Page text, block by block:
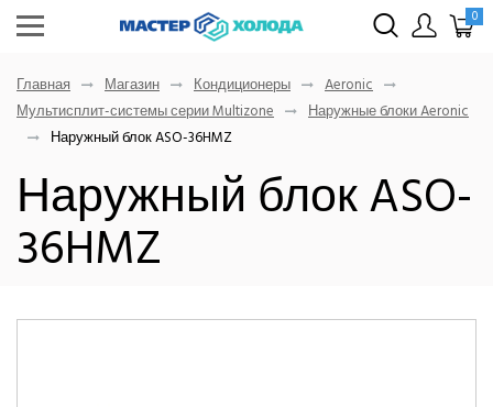
0
Главная Магазин Кондиционеры
Aeronic
Мультисплит-системы серии Multizone
Наружные блоки Aeronic
Наружный блок ASO-36HMZ
Наружный блок ASO-
36HMZ